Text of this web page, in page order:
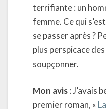
terrifiante : un
femme. Ce qui
se passer après ?
plus perspicace
soupçonner.
Mon avis: J’avais
premier roman, «